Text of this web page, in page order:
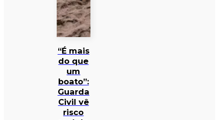
“É mais
do que
um
boato”:
Guarda
Civil vê
risco